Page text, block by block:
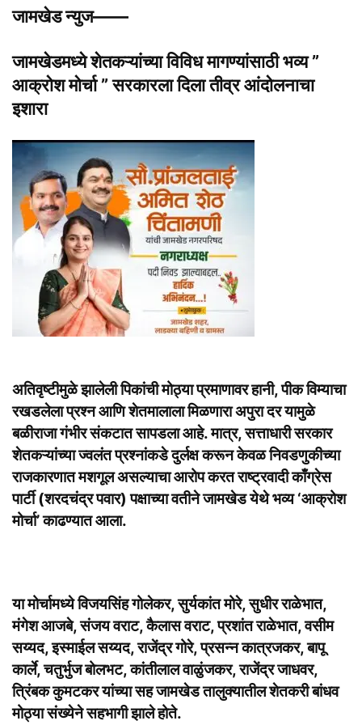
जामखेड न्युज——
जामखेडमध्ये शेतकऱ्यांच्या विविध मागण्यांसाठी भव्य ”
आक्रोश मोर्चा ” सरकारला दिला तीव्र आंदोलनाचा
इशारा
अतिवृष्टीमुळे झालेली पिकांची मोठ्या प्रमाणावर हानी, पीक विम्याचा
रखडलेला प्रश्न आणि शेतमालाला मिळणारा अपुरा दर यामुळे
बळीराजा गंभीर संकटात सापडला आहे. मात्र, सत्ताधारी सरकार
शेतकऱ्यांच्या ज्वलंत प्रश्नांकडे दुर्लक्ष करून केवळ निवडणुकीच्या
राजकारणात मशगूल असल्याचा आरोप करत राष्ट्रवादी काँग्रेस
पार्टी (शरदचंद्र पवार) पक्षाच्या वतीने जामखेड येथे भव्य ‘आक्रोश
मोर्चा’ काढण्यात आला.
या मोर्चामध्ये विजयसिंह गोलेकर, सुर्यकांत मोरे, सुधीर राळेभात,
मंगेश आजबे, संजय वराट, कैलास वराट, प्रशांत राळेभात, वसीम
सय्यद, इस्माईल सय्यद, राजेंद्र गोरे, प्रसन्न कात्रजकर, बापू
कार्ले, चतुर्भुज बोलभट, कांतीलाल वाळुंजकर, राजेंद्र जाधवर,
त्रिंबक कुमटकर यांच्या सहजामखेड तालुक्यातील शेतकरी बांधव
मोठ्या संख्येने सहभागी झाले होते.